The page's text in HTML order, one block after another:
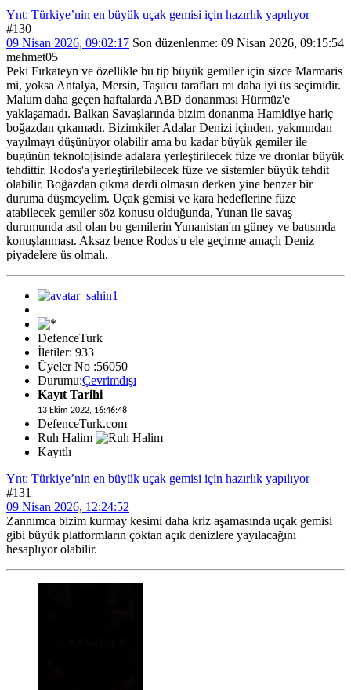
Ynt: Türkiye’nin en büyük uçak gemisi için hazırlık yapılıyor
#130
09 Nisan 2026, 09:02:17 Son düzenlenme: 09 Nisan 2026, 09:15:54
mehmet05
Peki Fırkateyn ve özellikle bu tip büyük gemiler için sizce Marmaris
mi, yoksa Antalya, Mersin, Taşucu tarafları mı daha iyi üs seçimidir.
Malum daha geçen haftalarda ABD donanması Hürmüz'e
yaklaşamadı. Balkan Savaşlarında bizim donanma Hamidiye hariç
boğazdan çıkamadı. Bizimkiler Adalar Denizi içinden, yakınından
yayılmayı düşünüyor olabilir ama bu kadar büyük gemiler ile
bugünün teknolojisinde adalara yerleştirilecek füze ve dronlar büyük
tehdittir. Rodos'a yerleştirilebilecek füze ve sistemler büyük tehdit
olabilir. Boğazdan çıkma derdi olmasın derken yine benzer bir
duruma düşmeyelim. Uçak gemisi ve kara hedeflerine füze
atabilecek gemiler söz konusu olduğunda, Yunan ile savaş
durumunda asıl olan bu gemilerin Yunanistan'ın güney ve batısında
konuşlanması. Aksaz bence Rodos'u ele geçirme amaçlı Deniz
piyadelere üs olmalı.
DefenceTurk
İletiler: 933
Üyeler No :56050
Durumu:Çevrimdışı
Kayıt Tarihi
13 Ekim 2022, 16:46:48
DefenceTurk.com
Ruh Halim
Kayıtlı
Ynt: Türkiye’nin en büyük uçak gemisi için hazırlık yapılıyor
#131
09 Nisan 2026, 12:24:52
Zannımca bizim kurmay kesimi daha kriz aşamasında uçak gemisi
gibi büyük platformların çoktan açık denizlere yayılacağını
hesaplıyor olabilir.